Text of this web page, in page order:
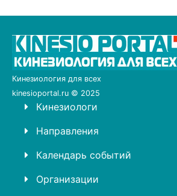
Кинезиология для всех
kinesioportal.ru © 2025
Кинезиологи
Направления
Календарь событий
Организации